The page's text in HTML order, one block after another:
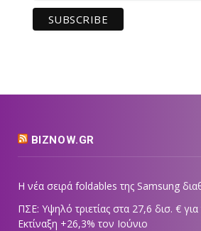
BIZNOW.GR
Η νέα σειρά foldables της Samsung
ΠΣΕ: Υψηλό τριετίας στα 27,6 δισ. €
Εκτίναξη +26,3% τον Ιούνιο